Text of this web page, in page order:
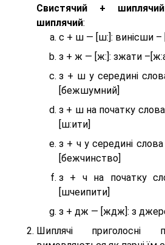
Cвистячий +
шиплячий:
с + ш — [ш:]: винісши –
з + ж — [ж:]: зжати
з + ш у середині
[бежшумний]
з + ш на початку
[ш:ити]
з + ч у середині
[бежчинство]
з + ч на початку
[шчеипити]
з + дж — [ждж]: з
Шиплячі приголосні